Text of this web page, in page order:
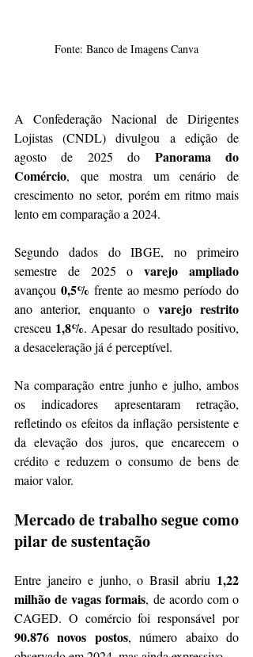
Fonte: Banco de Imagens Canva
A Confederação Nacional de Dirigentes
Lojistas (CNDL) divulgou a edição de
agosto de 2025 do Panorama do
Comércio, que mostra um cenário de
crescimento no setor, porém em ritmo mais
lento em comparação a 2024.
Segundo dados do IBGE, no primeiro
semestre de 2025 o varejo ampliado
avançou 0,5% frente ao mesmo período do
ano anterior, enquanto o varejo restrito
cresceu 1,8%. Apesar do resultado positivo,
a desaceleração já é perceptível.
Na comparação entre junho e julho, ambos
os indicadores apresentaram retração,
refletindo os efeitos da inflação persistente e
da elevação dos juros, que encarecem o
crédito e reduzem o consumo de bens de
maior valor.
Mercado de trabalho segue como
pilar de sustentação
Entre janeiro e junho, o Brasil abriu 1,22
milhão de vagas formais, de acordo com o
CAGED. O comércio foi responsável por
90.876 novos postos, número abaixo do